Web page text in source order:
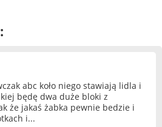
abc koło niego stawiają lidla i
będę dwa duże bloki z
że jakaś żabka pewnie bedzie i
i...